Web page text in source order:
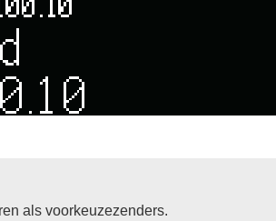
als voorkeuzezenders.